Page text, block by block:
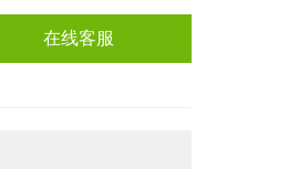
在线客服